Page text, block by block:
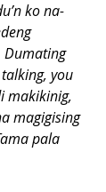
ko na-
Dumating
you
makikinig,
magigising
pala